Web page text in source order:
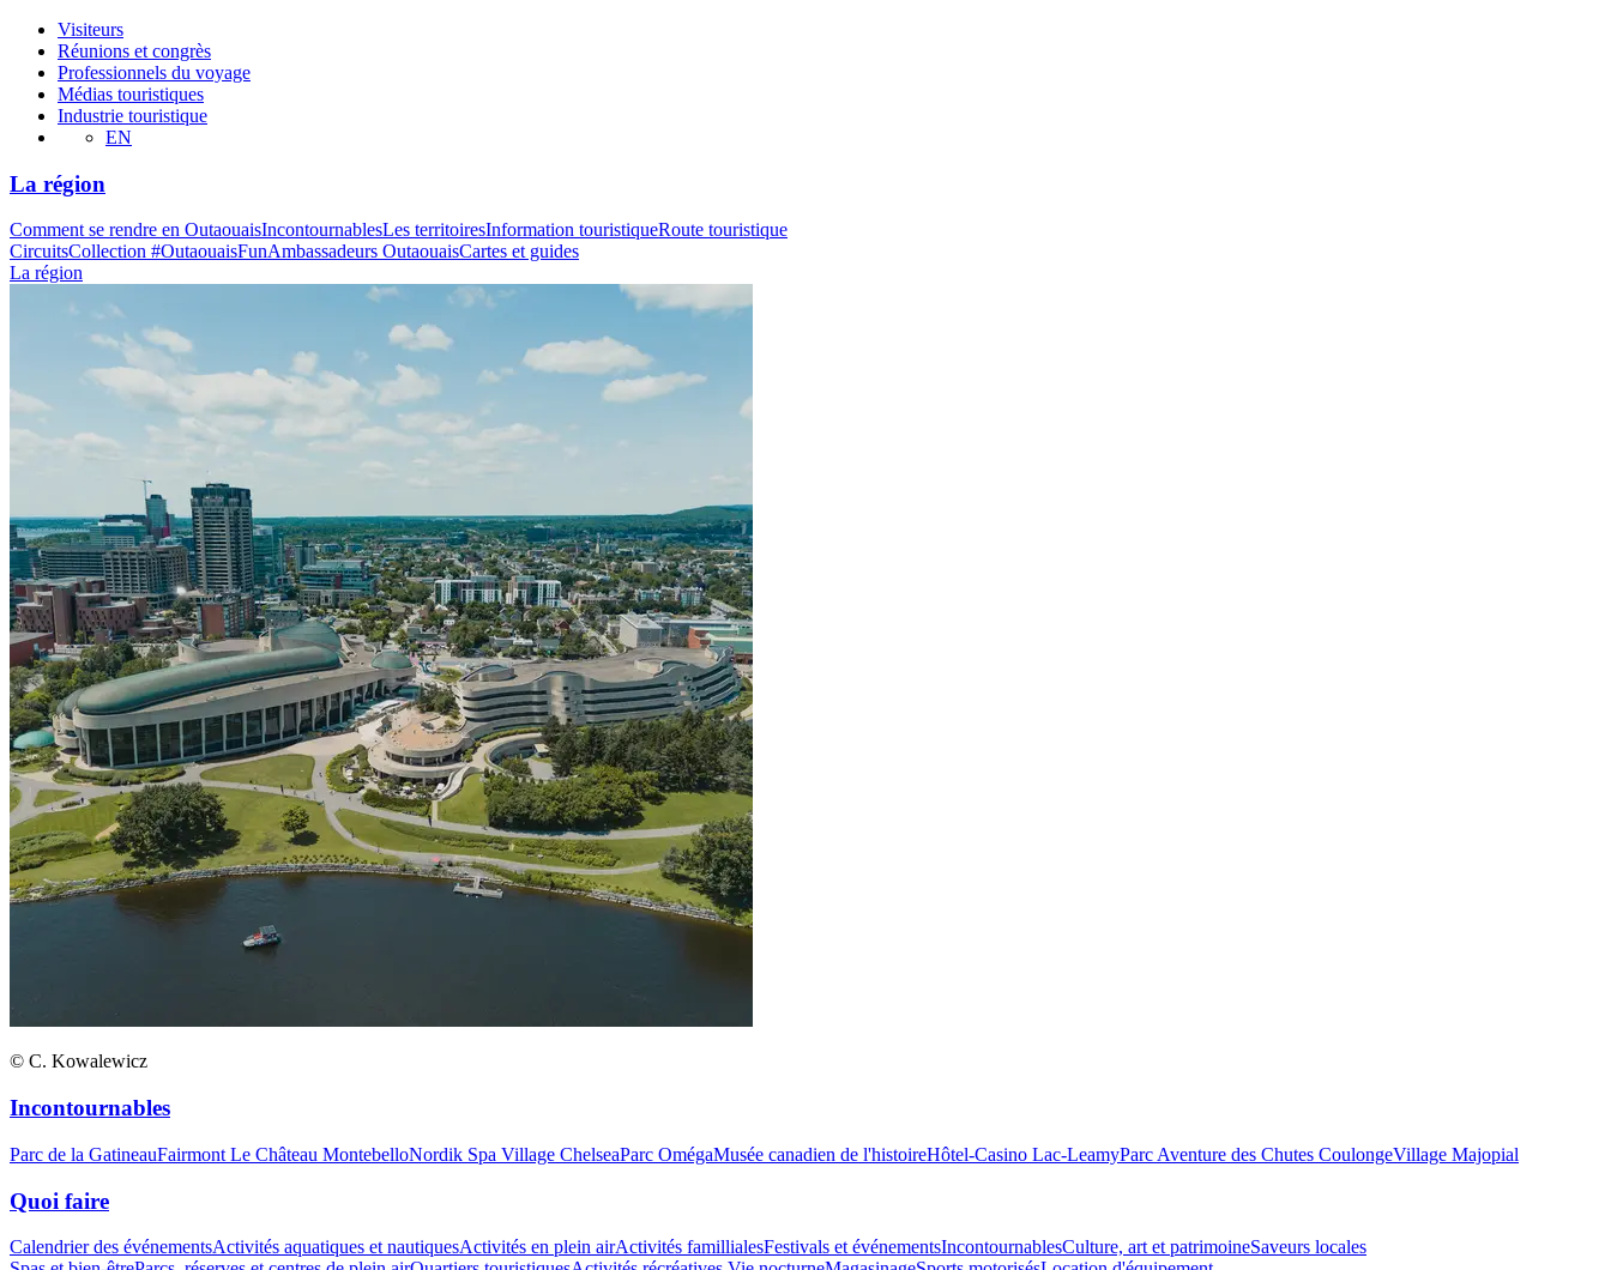
Visiteurs
Réunions et congrès
Professionnels du voyage
Médias touristiques
Industrie touristique
EN
La région
Comment se rendre en OutaouaisIncontournablesLes territoiresInformation touristiqueRoute touristique
CircuitsCollection #OutaouaisFunAmbassadeurs OutaouaisCartes et guides
La région
© C. Kowalewicz
Incontournables
Parc de la GatineauFairmont Le Château MontebelloNordik Spa Village ChelseaParc OmégaMusée canadien de l'histoireHôtel-Casino Lac-LeamyParc Aventure des Chutes CoulongeVillage Majopial
Quoi faire
Calendrier des événementsActivités aquatiques et nautiquesActivités en plein airActivités famillialesFestivals et événementsIncontournablesCulture, art et patrimoineSaveurs locales